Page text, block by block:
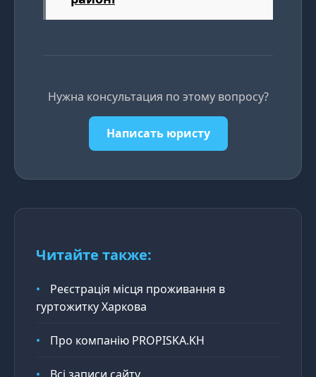
Нужна консультация по этому вопросу?
Написать юристу
Читайте также:
•
Реєстрація місця проживання в
гуртожитку Харкова
• Про компанію PROPISKA.KH